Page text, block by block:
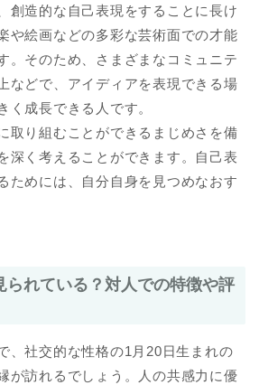
創造的な自己表現をすることに長け
や絵画などの多彩な芸術面での才能
。そのため、さまざまなコミュニテ
などで、アイディアを表現できる場
く成長できる人です。
取り組むことができるまじめさを備
深く考えることができます。自己表
ためには、自分自身を見つめなおす
られている？対人での特徴や評
、社交的な性格の1月20日生まれの
が訪れるでしょう。人の共感力に優